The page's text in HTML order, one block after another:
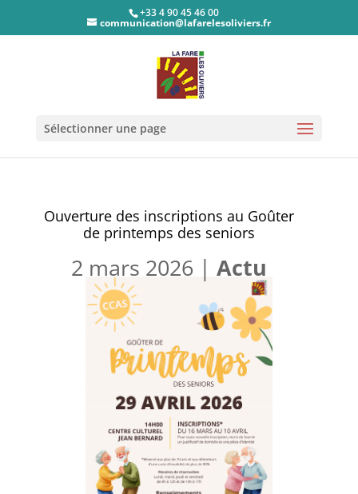
+33 4 90 45 46 00
communication@lafarelesoliviers.fr
Sélectionner une page
Ouverture des inscriptions au Goûter
de printemps des seniors
2 mars 2026 |Actu